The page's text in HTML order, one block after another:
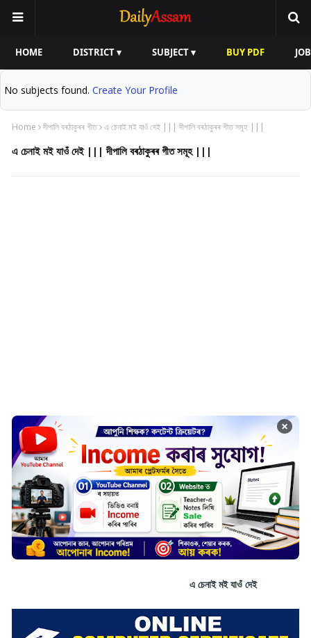
HOME DISTRICT ▾ SUBJECT ▾ BUY PDF
No subjects found. Create Your Profile
Home দীপালি বৰঠাকুৰৰ গীত এ চেনাই মই যাওঁ দেই ||| দীপালি বৰঠাকুৰৰ গীত সমূহ |||
এ চেনাই মই যাওঁ দেই ||| দীপালি বৰঠাকুৰৰ গীত সমূহ |||
×
এ চেনাই মই যাওঁ দেই